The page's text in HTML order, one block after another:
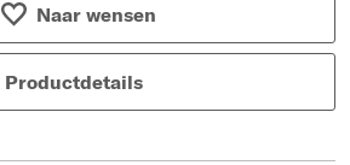
Naar wensen
Productdetails